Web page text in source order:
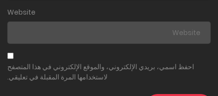
Website
احفظ اسمي، بريدي الإلكتروني، والموقع الإلكتروني في هذا المتصفح
لاستخدامها المرة المقبلة في تعليقي.